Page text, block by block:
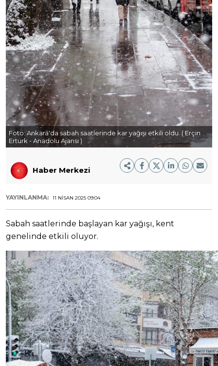
Foto:Ankara'da sabah saatlerinde kar yağışı etkili oldu. ( Erçin
Ertürk - Anadolu Ajansı )
Haber Merkezi
YAYINLANMA: 11 NISAN 2025 09:04
Sabah saatlerinde başlayan kar yağışı, kent
genelinde etkili oluyor.